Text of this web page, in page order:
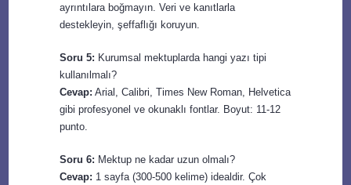
ayrıntılara boğmayın. Veri ve kanıtlarla
destekleyin, şeffaflığı koruyun.
Soru 5: Kurumsal mektuplarda hangi yazı tipi
kullanılmalı?
Cevap: Arial, Calibri, Times New Roman, Helvetica
gibi profesyonel ve okunaklı fontlar. Boyut: 11-12
punto.
Soru 6: Mektup ne kadar uzun olmalı?
Cevap: 1 sayfa (300-500 kelime) idealdir. Çok